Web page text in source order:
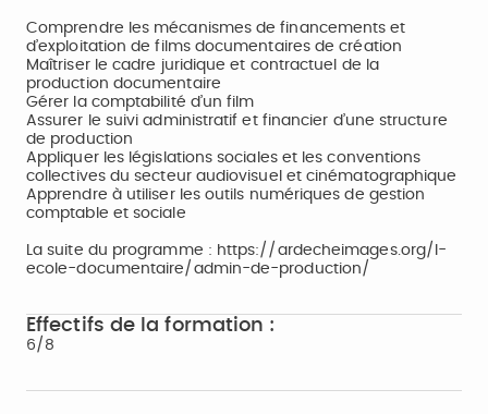
Comprendre les mécanismes de financements et
d’exploitation de films documentaires de création
Maîtriser le cadre juridique et contractuel de la
production documentaire
Gérer la comptabilité d’un film
Assurer le suivi administratif et financier d’une structure
de production
Appliquer les législations sociales et les conventions
collectives du secteur audiovisuel et cinématographique
Apprendre à utiliser les outils numériques de gestion
comptable et sociale
La suite du programme : https://ardecheimages.org/l-
ecole-documentaire/admin-de-production/
Effectifs de la formation :
6/8